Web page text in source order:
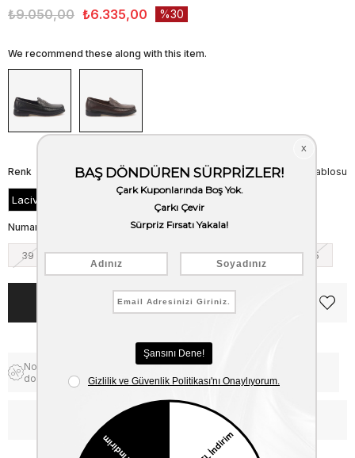
₺9.050,00 ₺6.335,00 30
We recommend these along with this item.
Beden Tablosu
Renk
Lacivert
Numara
39 40 41 42 43 44 45
Notify me when the price goes
down
WhatsApp’tan Bilgi Al